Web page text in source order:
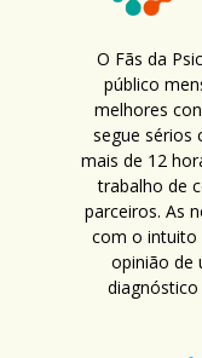
O Fãs da
público
melhores
segue sérios
mais de 12
trabalho de
parceiros. As
com o intuito
opinião de